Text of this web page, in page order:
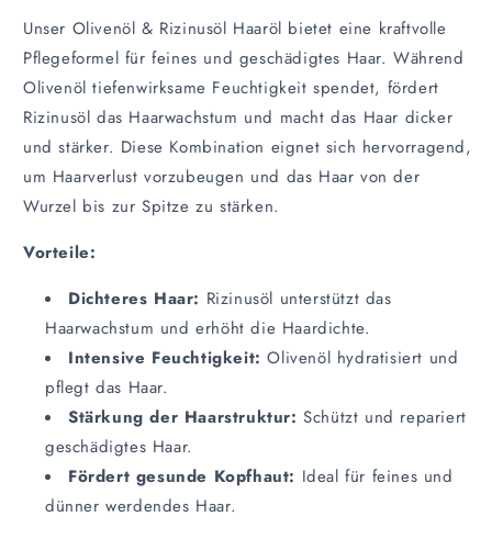
50%
Rizinusöl
&amp;
50%
Olivenöl
50%
Rizinusöl
50%
Olivenöl
Unser Olivenöl & Rizinusöl Haaröl bietet eine kraftvolle
Pflegeformel für feines und geschädigtes Haar. Während
Olivenöl tiefenwirksame Feuchtigkeit spendet, fördert
Rizinusöl das Haarwachstum und macht das Haar dicker
und stärker. Diese Kombination eignet sich hervorragend,
um Haarverlust vorzubeugen und das Haar von der
Wurzel bis zur Spitze zu stärken.
Vorteile:
Dichteres Haar: Rizinusöl unterstützt das
Haarwachstum und erhöht die Haardichte.
Intensive Feuchtigkeit: Olivenöl hydratisiert und
pflegt das Haar.
Stärkung der Haarstruktur: Schützt und repariert
geschädigtes Haar.
Fördert gesunde Kopfhaut: Ideal für feines und
dünner werdendes Haar.